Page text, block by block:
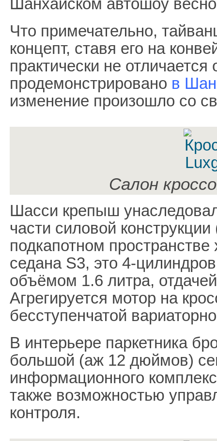
Шанхайском автошоу
Что примечательно,
концепт, ставя его на
практически не отличается
продемонстрировано в
изменение произошло со
Салон
Шасси крепыш
части силовой
подкапотном пространстве
седана S3, это 4-
объёмом 1.6 литра,
Агрегируется мотор на
бесступенчатой
В интерьере паркетника
большой (аж 12 дюймов)
информационного
также возможностью
контроля.